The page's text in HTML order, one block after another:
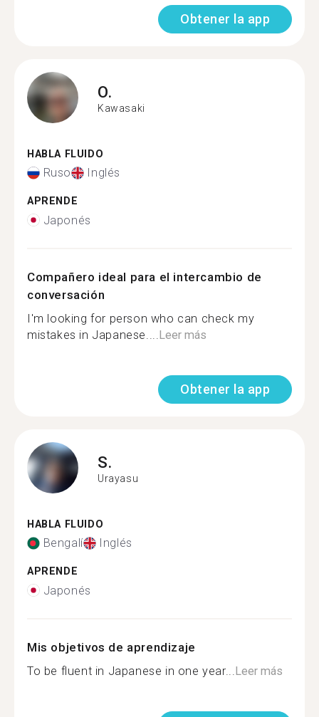
Obtener la app
O.
Kawasaki
HABLA FLUIDO
Ruso Inglés
APRENDE
Japonés
Compañero ideal para el intercambio de
conversación
I'm looking for person who can check my
mistakes in Japanese.... Leer más
Obtener la app
S.
Urayasu
HABLA FLUIDO
Bengalí Inglés
APRENDE
Japonés
Mis objetivos de aprendizaje
To be fluent in Japanese in one year... Leer más